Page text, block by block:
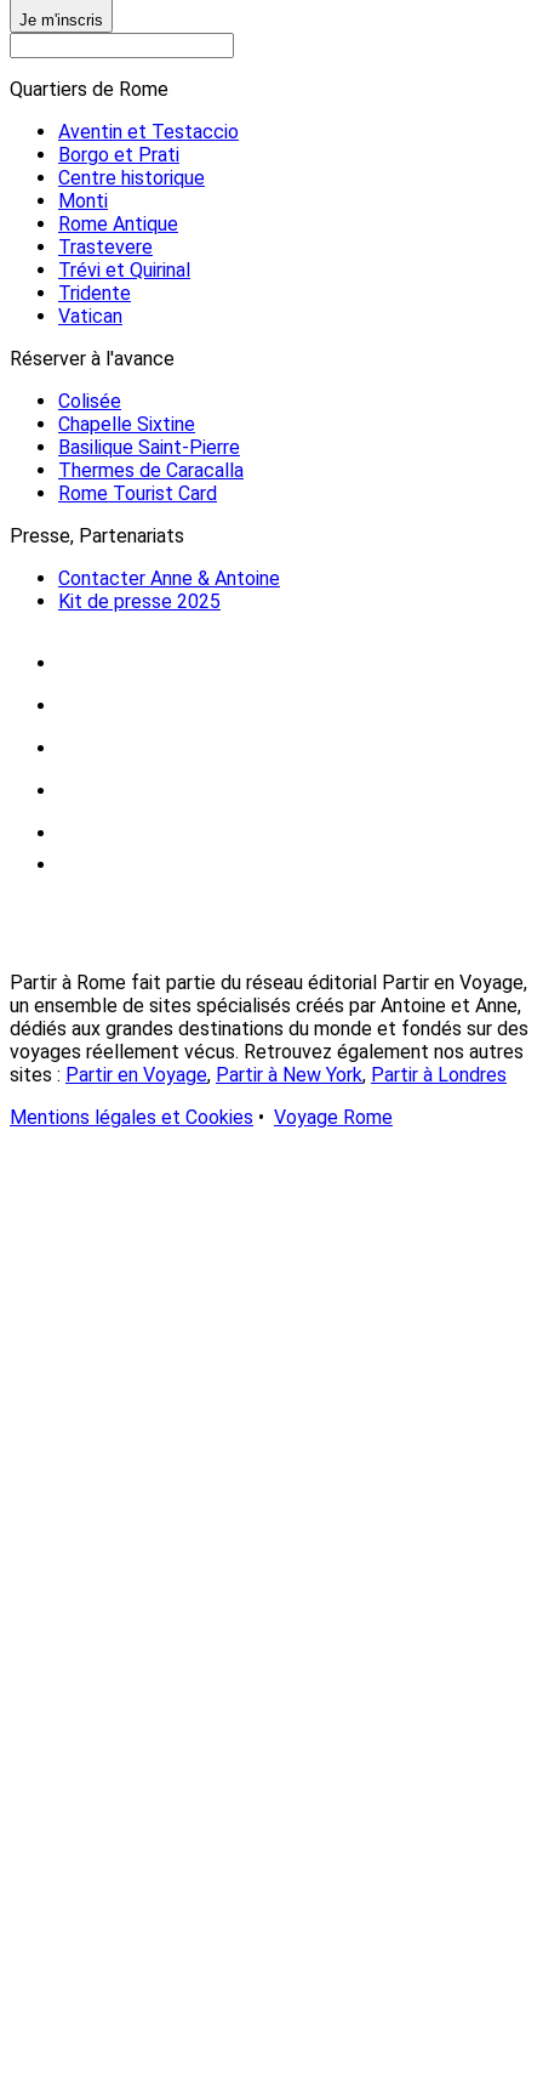
Je m'inscris
Quartiers de Rome
Aventin et Testaccio
Borgo et Prati
Centre historique
Monti
Rome Antique
Trastevere
Trévi et Quirinal
Tridente
Vatican
Réserver à l'avance
Colisée
Chapelle Sixtine
Basilique Saint-Pierre
Thermes de Caracalla
Rome Tourist Card
Presse, Partenariats
Contacter Anne & Antoine
Kit de presse 2025
Partir à Rome fait partie du réseau éditorial Partir en Voyage,
un ensemble de sites spécialisés créés par Antoine et Anne,
dédiés aux grandes destinations du monde et fondés sur des
voyages réellement vécus. Retrouvez également nos autres
sites : Partir en Voyage, Partir à New York, Partir à Londres
Mentions légales et Cookies • Voyage Rome